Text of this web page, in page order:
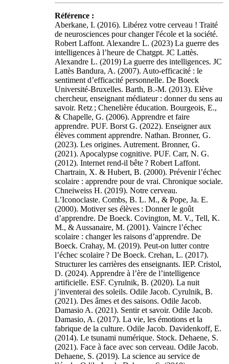
Référence :
Aberkane, I. (2016). Libérez votre cerveau ! Traité
de neurosciences pour changer l'école et la société.
Robert Laffont. Alexandre L. (2023) La guerre des
intelligences à l’heure de Chatgpt. JC Lattès.
Alexandre L. (2019) La guerre des intelligences. JC
Lattès Bandura, A. (2007). Auto-efficacité : le
sentiment d’efficacité personnelle. De Boeck
Université-Bruxelles. Barth, B.-M. (2013). Elève
chercheur, enseignant médiateur : donner du sens au
savoir. Retz ; Chenelière éducation. Bourgeois, E.,
& Chapelle, G. (2006). Apprendre et faire
apprendre. PUF. Borst G. (2022). Enseigner aux
élèves comment apprendre. Nathan. Bronner, G.
(2023). Les origines. Autrement. Bronner, G.
(2021). Apocalypse cognitive. PUF. Carr, N. G.
(2012). Internet rend-il bête ? Robert Laffont.
Chartrain, X. & Hubert, B. (2000). Prévenir l’échec
scolaire : apprendre pour de vrai. Chronique sociale.
Chneiweiss H. (2019). Notre cerveau.
L’Iconoclaste. Combs, B. L. M., & Pope, Ja. E.
(2000). Motiver ses élèves : Donner le goût
d’apprendre. De Boeck. Covington, M. V., Tell, K.
M., & Aussanaire, M. (2001). Vaincre l’échec
scolaire : changer les raisons d’apprendre. De
Boeck. Crahay, M. (2019). Peut-on lutter contre
l’échec scolaire ? De Boeck. Crehan, L. (2017).
Structurer les carrières des enseignants. IEP. Cristol,
D. (2024). Apprendre à l’ère de l’intelligence
artificielle. ESF. Cyrulnik, B. (2020). La nuit
j’inventerai des soleils. Odile Jacob. Cyrulnik, B.
(2021). Des âmes et des saisons. Odile Jacob.
Damasio A. (2021). Sentir et savoir. Odile Jacob.
Damasio, A. (2017). La vie, les émotions et la
fabrique de la culture. Odile Jacob. Davidenkoff, E.
(2014). Le tsunami numérique. Stock. Dehaene, S.
(2021). Face à face avec son cerveau. Odile Jacob.
Dehaene, S. (2019). La science au service de